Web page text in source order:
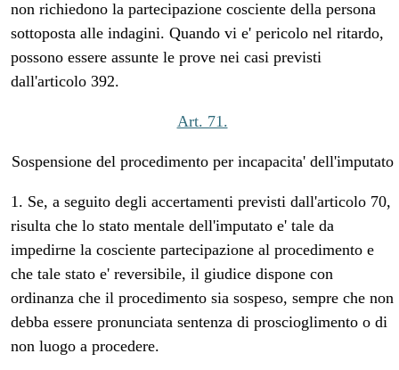
non richiedono la partecipazione cosciente della persona
sottoposta alle indagini. Quando vi e' pericolo nel ritardo,
possono essere assunte le prove nei casi previsti
dall'articolo 392.
Art. 71.
Sospensione del procedimento per incapacita' dell'imputato
1. Se, a seguito degli accertamenti previsti dall'articolo 70,
risulta che lo stato mentale dell'imputato e' tale da
impedirne la cosciente partecipazione al procedimento e
che tale stato e' reversibile, il giudice dispone con
ordinanza che il procedimento sia sospeso, sempre che non
debba essere pronunciata sentenza di proscioglimento o di
non luogo a procedere.